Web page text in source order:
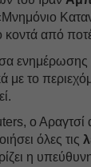
κοντά από
ενημέρωσης
με το
ο Αραγτσί
όλες τις
η